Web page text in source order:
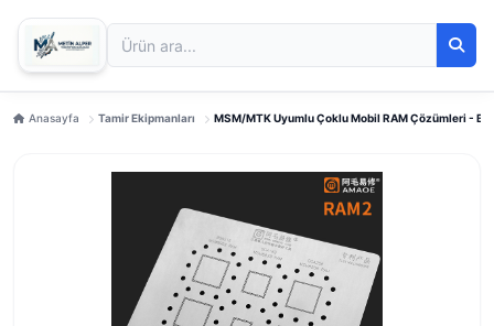
Anasayfa Tamir Ekipmanları MSM/MTK Uyumlu Çoklu Mobil RAM Çözümleri -